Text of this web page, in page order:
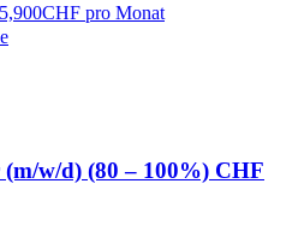
pro Monat
w/d) (80 – 100%) CHF